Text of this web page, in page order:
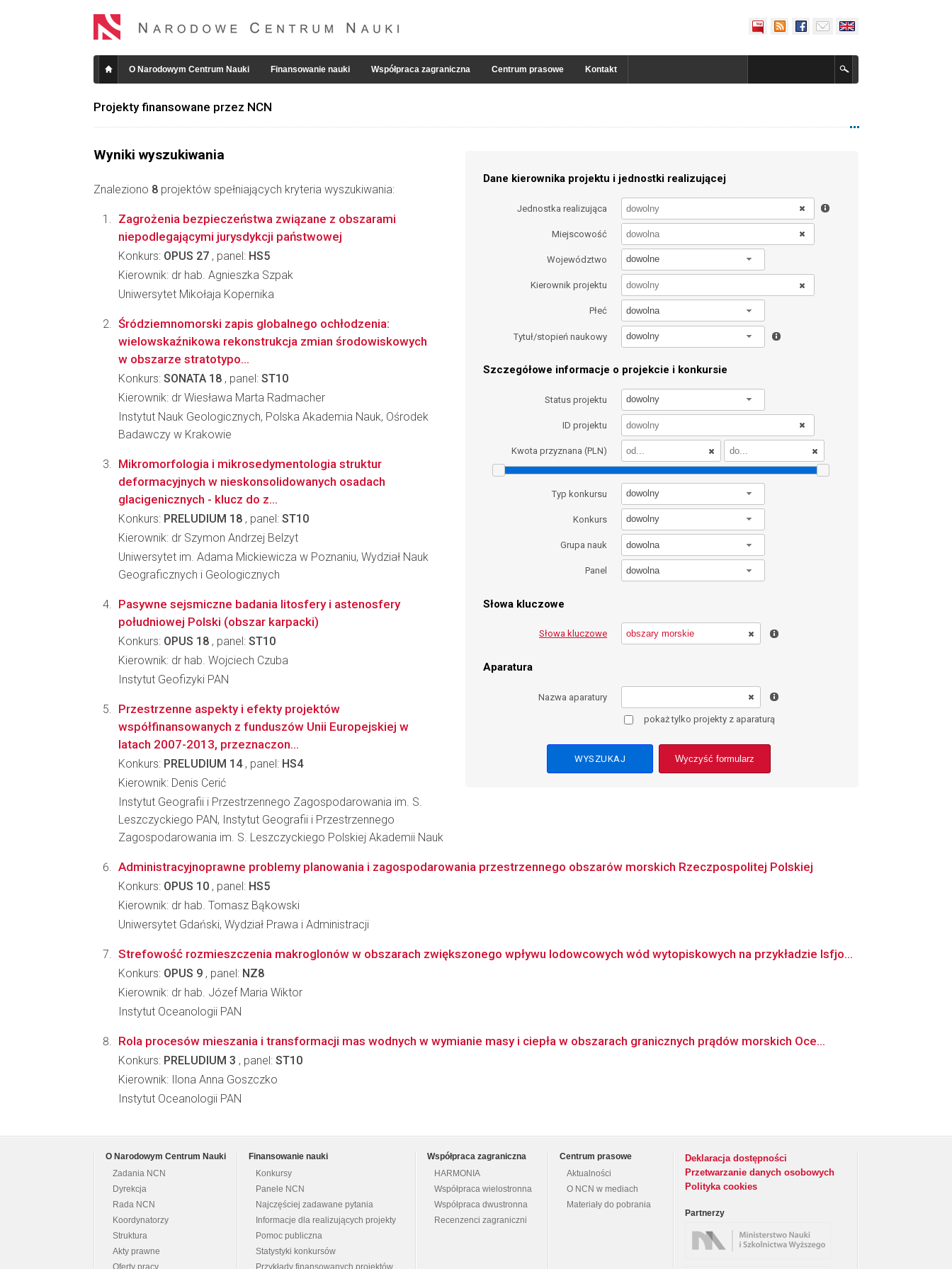
O Narodowym Centrum Nauki Finansowanie nauki Współpraca zagraniczna Centrum prasowe Kontakt
Projekty finansowane przez NCN
Wyniki wyszukiwania
Znaleziono 8 projektów spełniających kryteria wyszukiwania:
Dane kierownika projektu i jednostki realizującej
Jednostka realizująca
Miejscowość
Województwo dowolne
Kierownik projektu
Płeć dowolna
Tytuł/stopień naukowy dowolny
Szczegółowe informacje o projekcie i konkursie
Status projektu dowolny
ID projektu
Kwota przyznana (PLN)
Typ konkursu dowolny
Konkurs dowolny
Grupa nauk dowolna
Panel dowolna
Słowa kluczowe
Słowa kluczowe
Aparatura
Nazwa aparatury
pokaż tylko projekty z aparaturą
Wyczyść formularz
Zagrożenia bezpieczeństwa związane z obszarami
niepodlegającymi jurysdykcji państwowej
Konkurs: OPUS 27 , panel: HS5
Kierownik: dr hab. Agnieszka Szpak
Uniwersytet Mikołaja Kopernika
Śródziemnomorski zapis globalnego ochłodzenia:
wielowskaźnikowa rekonstrukcja zmian środowiskowych
w obszarze stratotypo...
Konkurs: SONATA 18 , panel: ST10
Kierownik: dr Wiesława Marta Radmacher
Instytut Nauk Geologicznych, Polska Akademia Nauk, Ośrodek
Badawczy w Krakowie
Mikromorfologia i mikrosedymentologia struktur
deformacyjnych w nieskonsolidowanych osadach
glacigenicznych - klucz do z...
Konkurs: PRELUDIUM 18 , panel: ST10
Kierownik: dr Szymon Andrzej Belzyt
Uniwersytet im. Adama Mickiewicza w Poznaniu, Wydział Nauk
Geograficznych i Geologicznych
Pasywne sejsmiczne badania litosfery i astenosfery
południowej Polski (obszar karpacki)
Konkurs: OPUS 18 , panel: ST10
Kierownik: dr hab. Wojciech Czuba
Instytut Geofizyki PAN
Przestrzenne aspekty i efekty projektów
współfinansowanych z funduszów Unii Europejskiej w
latach 2007-2013, przeznaczon...
Konkurs: PRELUDIUM 14, panel: HS4
Kierownik: Denis Cerić
Instytut Geografii i Przestrzennego Zagospodarowania im. S.
Leszczyckiego PAN, Instytut Geografii i Przestrzennego
Zagospodarowania im. S. Leszczyckiego Polskiej Akademii Nauk
Administracyjnoprawne problemy planowania i zagospodarowania przestrzennego obszarów morskich Rzeczpospolitej Polskiej
Konkurs: OPUS 10 , panel: HS5
Kierownik: dr hab. Tomasz Bąkowski
Uniwersytet Gdański, Wydział Prawa i Administracji
Strefowość rozmieszczenia makroglonów w obszarach zwiększonego wpływu lodowcowych wód wytopiskowych na przykładzie Isfjo...
Konkurs: OPUS 9 , panel: NZ8
Kierownik: dr hab. Józef Maria Wiktor
Instytut Oceanologii PAN
Rola procesów mieszania i transformacji mas wodnych w wymianie masy i ciepła w obszarach granicznych prądów morskich Oce...
Konkurs: PRELUDIUM 3 , panel: ST10
Kierownik: Ilona Anna Goszczko
Instytut Oceanologii PAN
O Narodowym Centrum Nauki
Zadania NCN
Dyrekcja
Rada NCN
Koordynatorzy
Struktura
Akty prawne
Oferty pracy
Finansowanie nauki
Konkursy
Panele NCN
Najczęściej zadawane pytania
Informacje dla realizujących projekty
Pomoc publiczna
Statystyki konkursów
Przykłady finansowanych projektów
Współpraca zagraniczna
HARMONIA
Współpraca wielostronna
Współpraca dwustronna
Recenzenci zagraniczni
Centrum prasowe
Aktualności
O NCN w mediach
Materiały do pobrania
Deklaracja dostępności
Przetwarzanie danych osobowych
Polityka cookies
Partnerzy